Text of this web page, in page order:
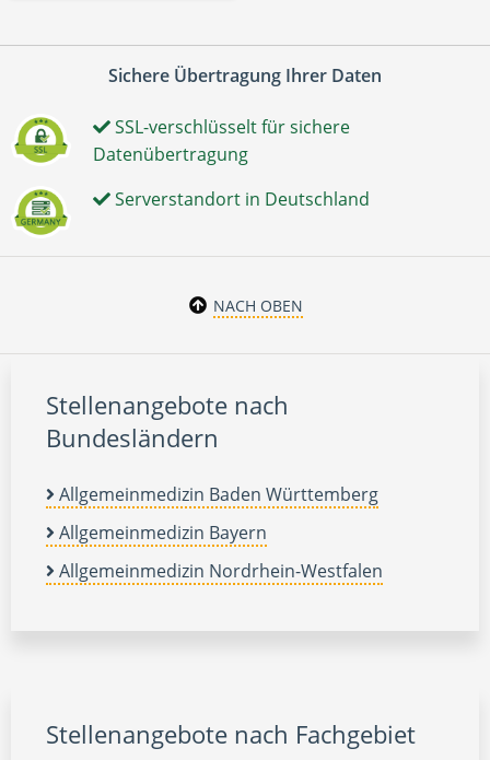
Sichere Übertragung Ihrer Daten
SSL-verschlüsselt für sichere
Datenübertragung
Serverstandort in Deutschland
NACH OBEN
Stellenangebote nach
Bundesländern
Allgemeinmedizin Baden Württemberg
Allgemeinmedizin Bayern
Allgemeinmedizin Nordrhein-Westfalen
Stellenangebote nach Fachgebiet